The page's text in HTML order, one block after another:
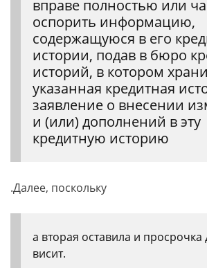
вправе полностью или
оспорить информацию,
содержащуюся в его
истории, подав в бюро
историй, в котором
указанная кредитная
заявление о внесении
и (или) дополнений в эту
кредитную историю
.Далее, поскольку
а вторая оставила и просрочка
висит.